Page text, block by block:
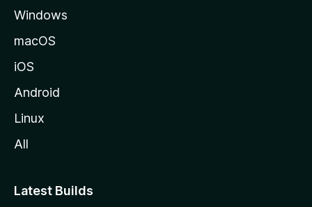
Windows
macOS
iOS
Android
Linux
All
Latest Builds